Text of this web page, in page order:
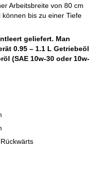
Arbeitsbreite von 80 cm
bis zu einer Tiefe
geliefert. Man
0.95 – 1.1 L Getriebeöl
(SAE 10w-30 oder 10w-